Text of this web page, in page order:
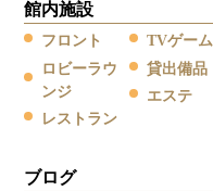
館内施設
フロント
ロビーラウ
ンジ
レストラン
TVゲーム
貸出備品
エステ
ブログ